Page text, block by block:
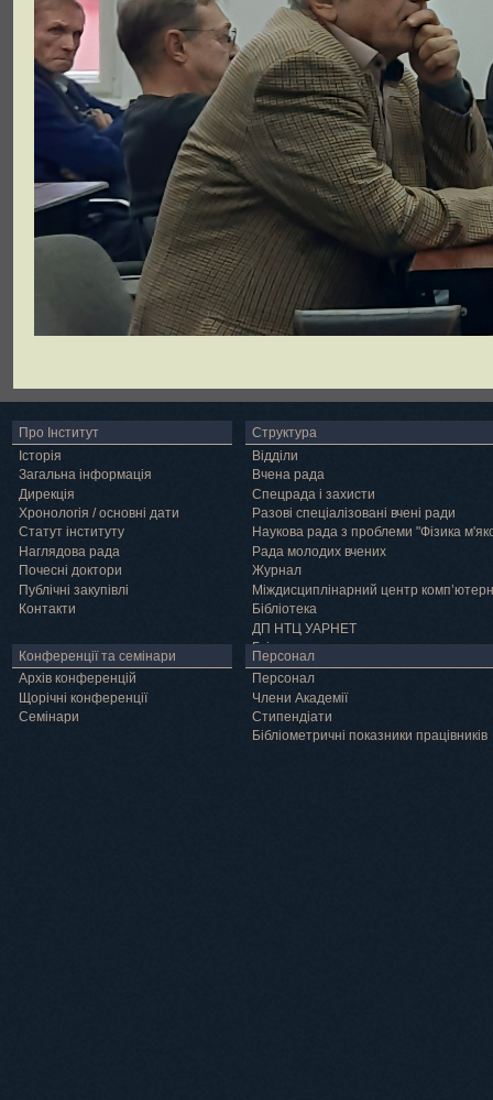
Про Інститут
Історія
Загальна інформація
Дирекція
Хронологія / основні дати
Статут інституту
Наглядова рада
Почесні доктори
Публічні закупівлі
Контакти
Структура
Відділи
Вчена рада
Спецрада і захисти
Разові спеціалізовані вчені ради
Наукова рада з проблеми "Фізика
Рада молодих вчених
Журнал
Міждисциплінарний центр
Бібліотека
ДП НТЦ УАРНЕТ
Грід
Конференції та семінари
Архів конференцій
Щорічні конференції
Семінари
Персонал
Персонал
Члени Академії
Cтипендіати
Бібліометричні показники працівників